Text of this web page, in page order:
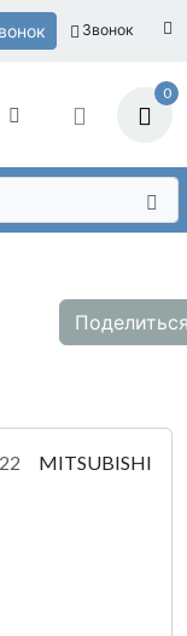
Звонок
0
MITSUBISHI